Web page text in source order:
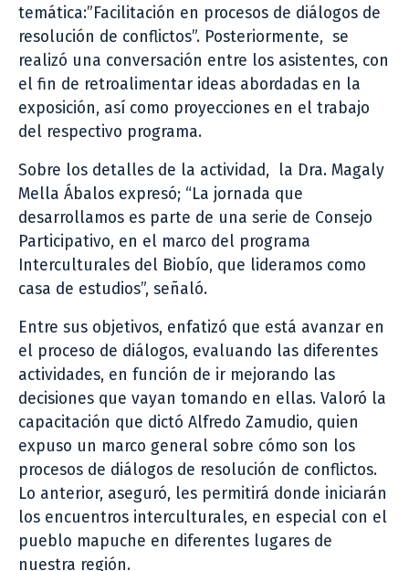
temática:”Facilitación en procesos de diálogos de
resolución de conflictos”. Posteriormente, se
realizó una conversación entre los asistentes, con
el fin de retroalimentar ideas abordadas en la
exposición, así como proyecciones en el trabajo
del respectivo programa.
Sobre los detalles de la actividad, la Dra. Magaly
Mella Ábalos expresó; “La jornada que
desarrollamos es parte de una serie de Consejo
Participativo, en el marco del programa
Interculturales del Biobío, que lideramos como
casa de estudios”, señaló.
Entre sus objetivos, enfatizó que está avanzar en
el proceso de diálogos, evaluando las diferentes
actividades, en función de ir mejorando las
decisiones que vayan tomando en ellas. Valoró la
capacitación que dictó Alfredo Zamudio, quien
expuso un marco general sobre cómo son los
procesos de diálogos de resolución de conflictos.
Lo anterior, aseguró, les permitirá donde iniciarán
los encuentros interculturales, en especial con el
pueblo mapuche en diferentes lugares de
nuestra región.